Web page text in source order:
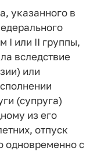
указанного в
I или II группы,
вследствие
или
(супруга)
из его
отпуск
одновременно с